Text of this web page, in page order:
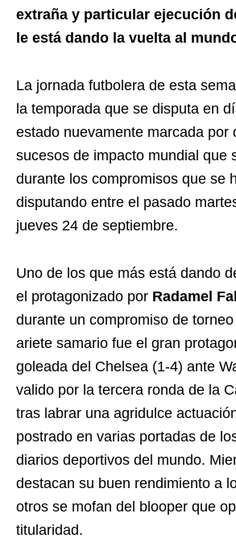
extraña y particular ejecución
le está dando la vuelta al
La jornada futbolera de esta
la temporada que se disputa en
estado nuevamente marcada por
sucesos de impacto mundial que
durante los compromisos que se
disputando entre el pasado
jueves 24 de septiembre.
Uno de los que más está dando
el protagonizado por Radamel
durante un compromiso de torneo
ariete samario fue el gran
goleada del Chelsea (1-4) ante
valido por la tercera ronda de la
tras labrar una agridulce
postrado en varias portadas de
diarios deportivos del mundo.
destacan su buen rendimiento a
otros se mofan del blooper que
titularidad.